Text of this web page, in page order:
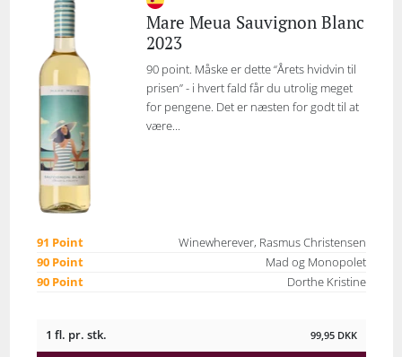
Mare Meua Sauvignon Blanc
2023
90 point. Måske er dette “Årets hvidvin til
prisen” - i hvert fald får du utrolig meget
for pengene. Det er næsten for godt til at
være...
91 Point
Winewherever, Rasmus Christensen
90 Point
Mad og Monopolet
90 Point
Dorthe Kristine
1 fl. pr. stk. 99,95 DKK